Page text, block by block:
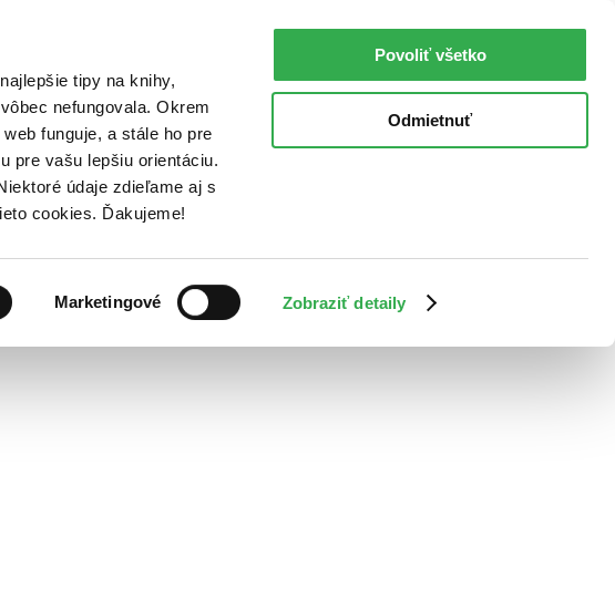
tipy na knihy,
nefungovala. Okrem
funguje, a stále ho pre
pre vašu lepšiu orientáciu.
údaje zdieľame aj s
cookies. Ďakujeme!
Marketingové Zobraziť detaily
Povoliť všetko
Odmietnuť